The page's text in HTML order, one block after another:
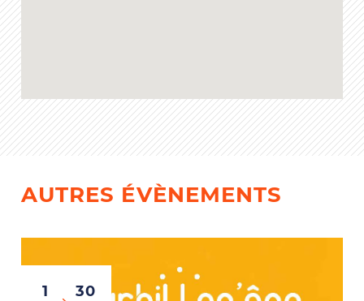
AUTRES ÉVÈNEMENTS
1
30